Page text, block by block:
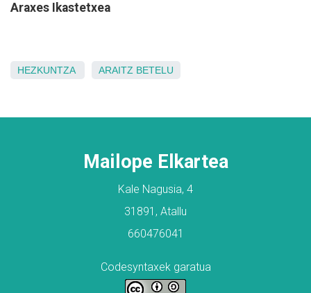
Araxes Ikastetxea
HEZKUNTZA ARAITZ BETELU
Mailope Elkartea
Kale Nagusia, 4
31891, Atallu
660476041
Codesyntaxek garatua